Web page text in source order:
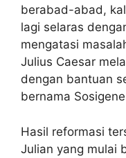
berabad-abad,
lagi selaras
mengatasi
Julius Caesar
dengan bantuan
bernama
Hasil reformasi
Julian yang mulai